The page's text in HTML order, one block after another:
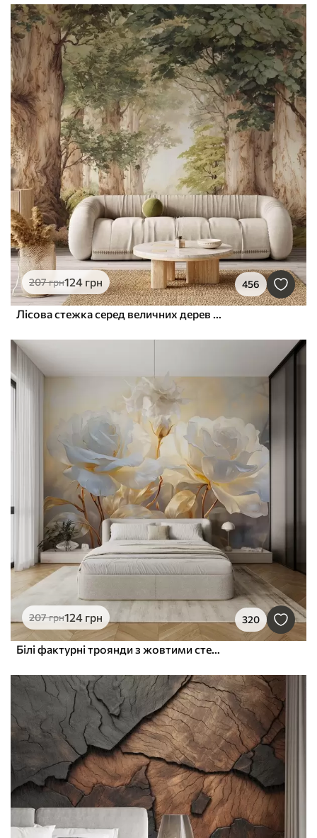
207грн124 грн 456
Лісова стежка серед величних дерев у стилі акварелі
207грн124 грн 320
Білі фактурні троянди з жовтими стеблами і листям, м'яке освітлення, світлий фон з розмитими квітковими формами